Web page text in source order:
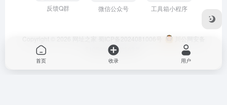
反馈Q群 微信公众号 工具箱小程序
Copyright © 2026 网址之家 蜀ICP备2024081006号
川公网安备
51050202000563号
首页 收录 用户